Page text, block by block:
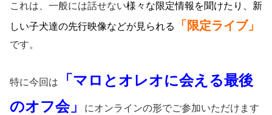
これは、一般には話せない様々な限定情報を聞けたり、新
しい子犬達の先行映像などが見られる
「限定ライブ」
です。
特に今回は
「マロとオレオに会える最後
のオフ会」
にオンラインの形でご参加いただけます